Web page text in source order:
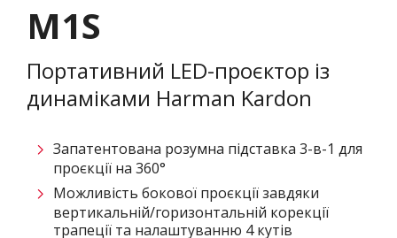
M1S
Портативний LED-проєктор із
динаміками Harman Kardon
Запатентована розумна підставка 3-в-1 для
проєкції на 360°
Можливість бокової проєкції завдяки
вертикальній/горизонтальній корекції
трапеції та налаштуванню 4 кутів​